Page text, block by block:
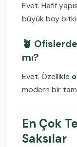
Evet. Hafif
büyük boy
🪴
mı?
Evet. Özellikle
modern bir
En Çok
Saksılar